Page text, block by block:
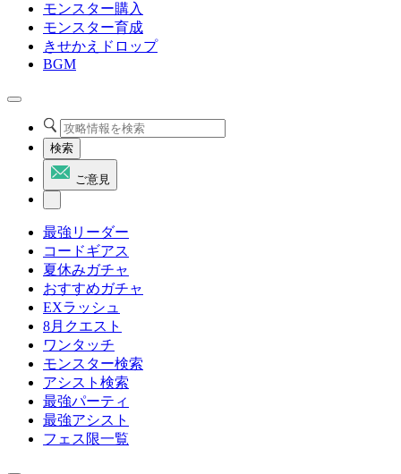
モンスター購入
モンスター育成
きせかえドロップ
BGM
検索
ご意見
最強リーダー
コードギアス
夏休みガチャ
おすすめガチャ
EXラッシュ
8月クエスト
ワンタッチ
モンスター検索
アシスト検索
最強パーティ
最強アシスト
フェス限一覧